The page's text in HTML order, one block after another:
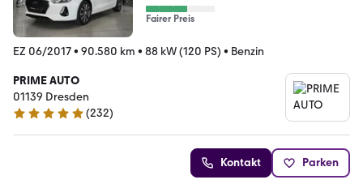
Fairer Preis
EZ 06/2017• 90.580 km • 88 kW (120 PS) • Benzin
PRIME AUTO
01139 Dresden
4.8 Sterne
(232)
Kontakt Parken